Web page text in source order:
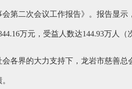
第二次会议工作报告》。报告显示
万元，受益人数达144.93万人（
各界的大力支持下，龙岩市慈善总